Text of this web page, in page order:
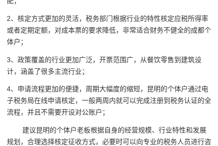
2、核定方式更加的灵活，税务部门根据行业的特性核定应税所得率
或者定期定额，对成本票的要求降低，非常适合财务不健全的成都个
体户；
3、政策覆盖的行业更加广泛，开票范围广，从餐饮零售到建筑设
计，涵盖了很多主流行业；
4、申请流程更加的便捷，周期大幅度的缩短，昆明的个体户通过电
子税务局在线申请核定，一般两周内就可以完成注册到税务认证的全
流程，并且不需要开设对公账户；
建议昆明的个体户老板根据自身的经营规模、行业特性和发展
规划，合理选择核定征收方式，必要时可以向专业的税务人员进行咨